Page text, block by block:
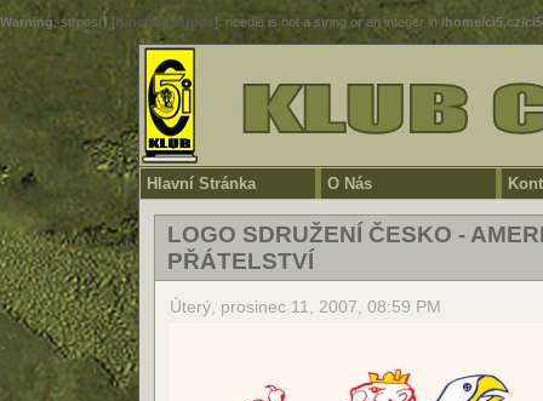
Warning: strpos() [function.strpos]: needle is not a string or an integer in/home/ci5.cz/
Hlavní Stránka O Nás
LOGO SDRUŽENÍ ČESKO -
PŘÁTELSTVÍ
Úterý, prosinec 11, 2007, 08:59 PM